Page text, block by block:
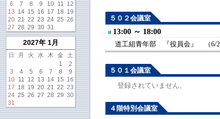
５０２会議室
13:00 ～ 18:00
道工組青年部 『役員会』 （6/
５０１会議室
登録されていません。
４階特別会議室
6
7 8 9 10 11 12
13 14 15 16 17 18 19
20 21 22 23 24 25 26
27 28 29 30 31
2027年 1月
日 月 火 水 木 金
土
1
2
3
4 5 6 7 8
9
10 11 12 13 14 15 16
17 18 19 20 21 22 23
24 25 26 27 28 29 30
31